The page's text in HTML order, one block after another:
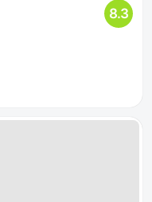
8.3